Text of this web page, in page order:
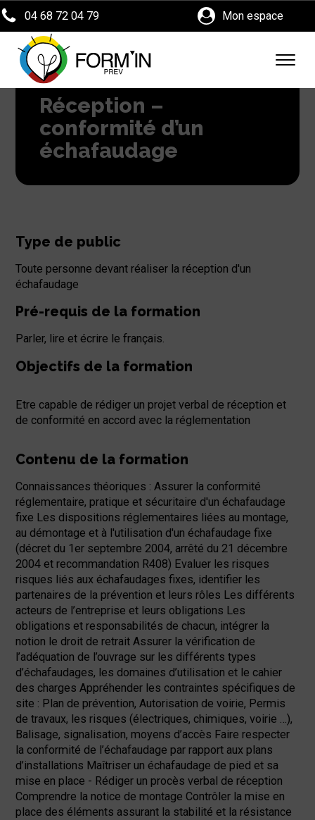
Réception –
conformité d’un
échafaudage
Type de public
Toute personne devant réaliser la réception d'un
échafaudage
Pré-requis de la formation
Parler, lire et écrire le français.
Objectifs de la formation
Etre capable de rédiger un projet verbal de réception et
de conformité en accord avec la réglementation
Contenu de la formation
Connaissances théoriques : Assurer la conformité
réglementaire, pratique et sécuritaire d'un échafaudage
fixe Les dispositions réglementaires liées au montage,
au démontage et à l'utilisation d'un échafaudage fixe
(décret du 1er septembre 2004, arrêté du 21 décembre
2004 et recommandation R408) Evaluer les risques
risques liés aux échafaudages fixes, identifier les
partenaires de la prévention et leurs rôles Les différents
acteurs de l’entreprise et leurs obligations Les
obligations et responsabilités de chacun, intégrer la
notion le droit de retrait Assurer la vérification de
l’adéquation de l’ouvrage sur les différents types
d’échafaudages, les domaines d’utilisation et le cahier
des charges Appréhender les contraintes spécifiques de
site : Plan de prévention, Autorisation de voirie, Permis
de travaux, les risques (électriques, chimiques, voirie …),
Balisage, signalisation, moyens d’accès Faire respecter
la conformité de l’échafaudage par rapport aux plans
d’installations Maîtriser un échafaudage de pied et sa
mise en place - Rédiger un procès verbal de réception
Comprendre la notice de montage Contrôler la mise en
place des éléments assurant la stabilité et la résistance
04 68 72 04 79 Mon espace